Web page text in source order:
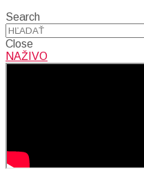
Search
Close
NAŽIVO